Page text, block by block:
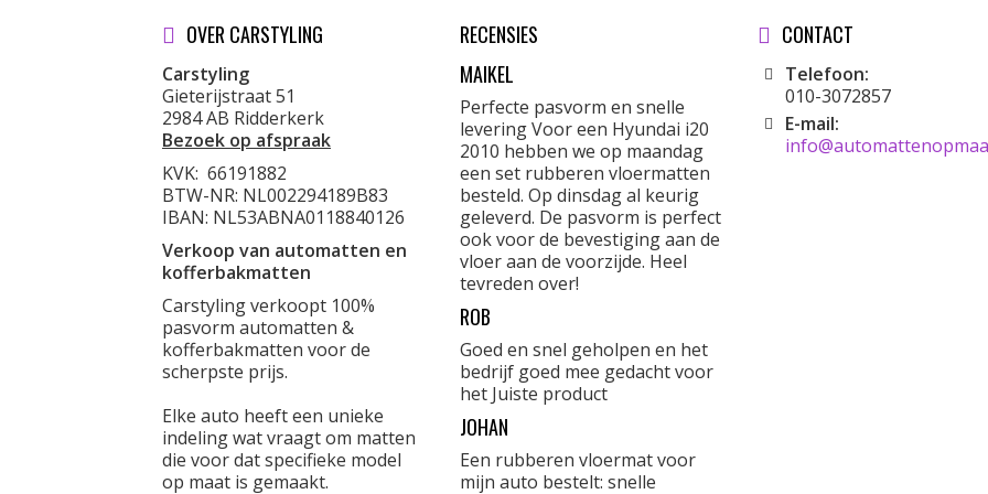
OVER CARSTYLING
Carstyling
Gieterijstraat 51
2984 AB Ridderkerk
Bezoek op afspraak
KVK: 66191882
BTW-NR: NL002294189B83
IBAN: NL53ABNA0118840126
Verkoop van automatten en
kofferbakmatten
Carstyling verkoopt 100%
pasvorm automatten &
kofferbakmatten voor de
scherpste prijs.
Elke auto heeft een unieke
indeling wat vraagt om matten
die voor dat specifieke model
op maat is gemaakt.
RECENSIES
MAIKEL
Perfecte pasvorm en snelle
levering Voor een Hyundai i20
2010 hebben we op maandag
een set rubberen vloermatten
besteld. Op dinsdag al keurig
geleverd. De pasvorm is perfect
ook voor de bevestiging aan de
vloer aan de voorzijde. Heel
tevreden over!
ROB
Goed en snel geholpen en het
bedrijf goed mee gedacht voor
het Juiste product
JOHAN
Een rubberen vloermat voor
mijn auto bestelt: snelle
CONTACT
Telefoon:
010-3072857
E-mail: